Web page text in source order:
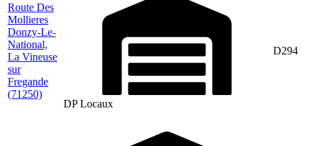
Route Des
Mollieres
Donzy-Le-
National,
La Vineuse
sur
Fregande
(71250)
DP Locaux
D294